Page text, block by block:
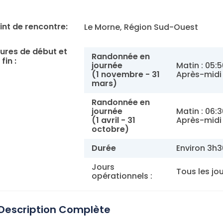
de rencontre: Le Morne, Région Sud-Ouest
de début et
fin :
Randonnée en
journée
(1 novembre - 31
mars)
Matin :
Après-midi
Randonnée en
journée
(1 avril - 31
octobre)
Matin :
Après-midi
Durée
Environ
Jours
opérationnels : Tous les
Complète